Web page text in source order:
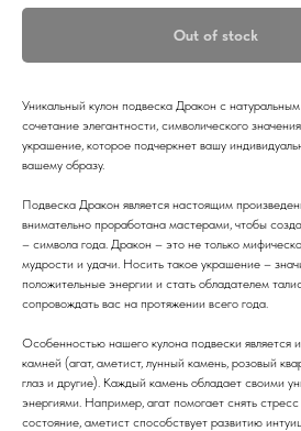
Out of stock
Уникальный кулон подвеска Дракон с
сочетание элегантности, символического
украшение, которое подчеркнет вашу
вашему образу.
Подвеска Дракон является настоящим
внимательно проработана мастерами, чтобы
– символа года. Дракон – это не только
мудрости и удачи. Носить такое украшение –
положительные энергии и стать обладателем
сопровождать вас на протяжении всего года.
Особенностью нашего кулона подвески является
камней (агат, аметист, лунный камень, розовый
глаз и другие). Каждый камень обладает своими
энергиями. Например, агат помогает снять
состояние, аметист способствует развитию